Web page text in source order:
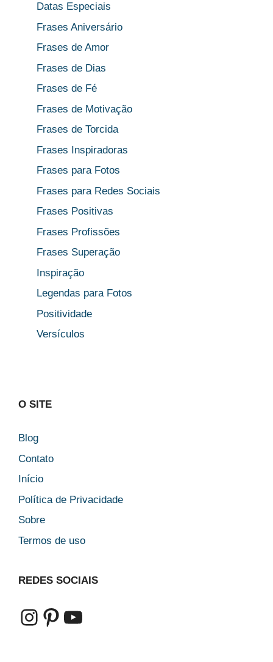
Datas Especiais
Frases Aniversário
Frases de Amor
Frases de Dias
Frases de Fé
Frases de Motivação
Frases de Torcida
Frases Inspiradoras
Frases para Fotos
Frases para Redes Sociais
Frases Positivas
Frases Profissões
Frases Superação
Inspiração
Legendas para Fotos
Positividade
Versículos
O SITE
Blog
Contato
Início
Política de Privacidade
Sobre
Termos de uso
REDES SOCIAIS
Instagram
Pinterest
Youtube